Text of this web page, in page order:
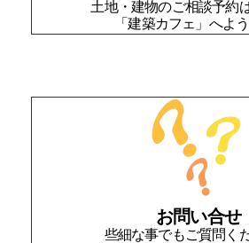
土地・建物のご相談予約
「建築カフェ」へよ
お問い合せ
些細な事でもご質問く